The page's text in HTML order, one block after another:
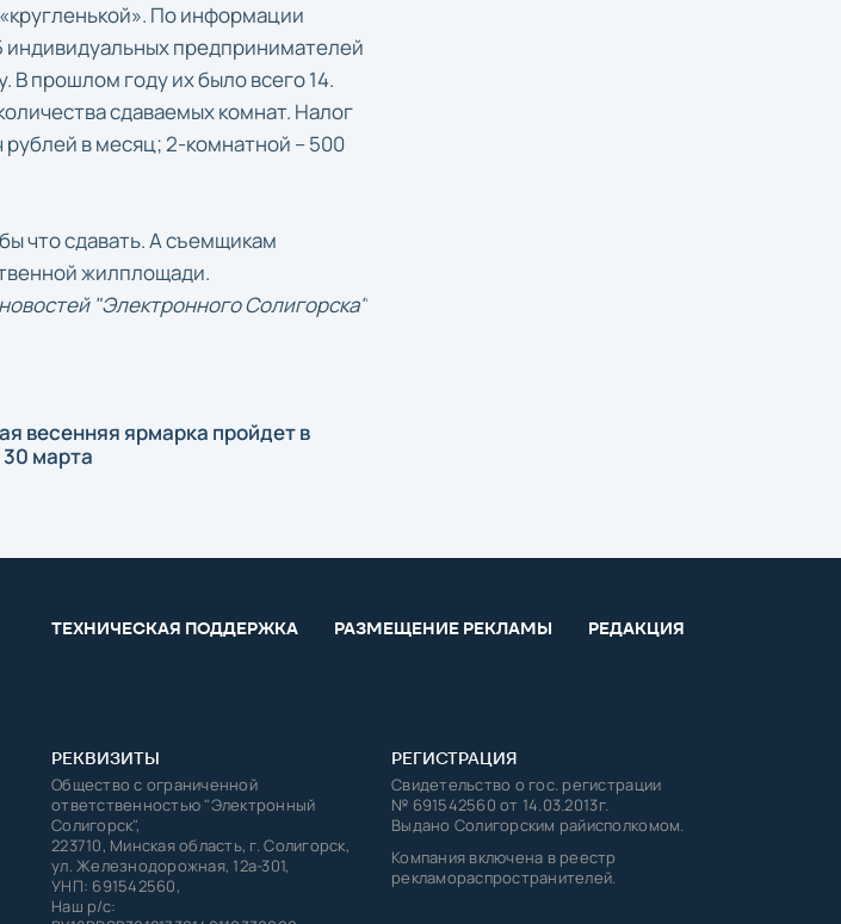
По информации
индивидуальных предпринимателей
В прошлом году их было всего 14.
сдаваемых комнат. Налог
рублей в месяц; 2-комнатной – 500
что сдавать. А съемщикам
жилплощади.
"Электронного Солигорска"
весенняя ярмарка пройдет в
марта
ТЕХНИЧЕСКАЯ ПОДДЕРЖКА РАЗМЕЩЕНИЕ РЕКЛАМЫ РЕДАКЦИЯ
РЕКВИЗИТЫ
Общество с ограниченной
ответственностью "Электронный
Солигорск",
223710, Минская область, г. Солигорск,
ул. Железнодорожная, 12а-301,
УНП: 691542560,
Наш р/с:
РЕГИСТРАЦИЯ
Свидетельство о гос. регистрации
№ 691542560 от 14.03.2013г.
Выдано Солигорским райисполкомом.
Компания включена в реестр
рекламораспространителей.